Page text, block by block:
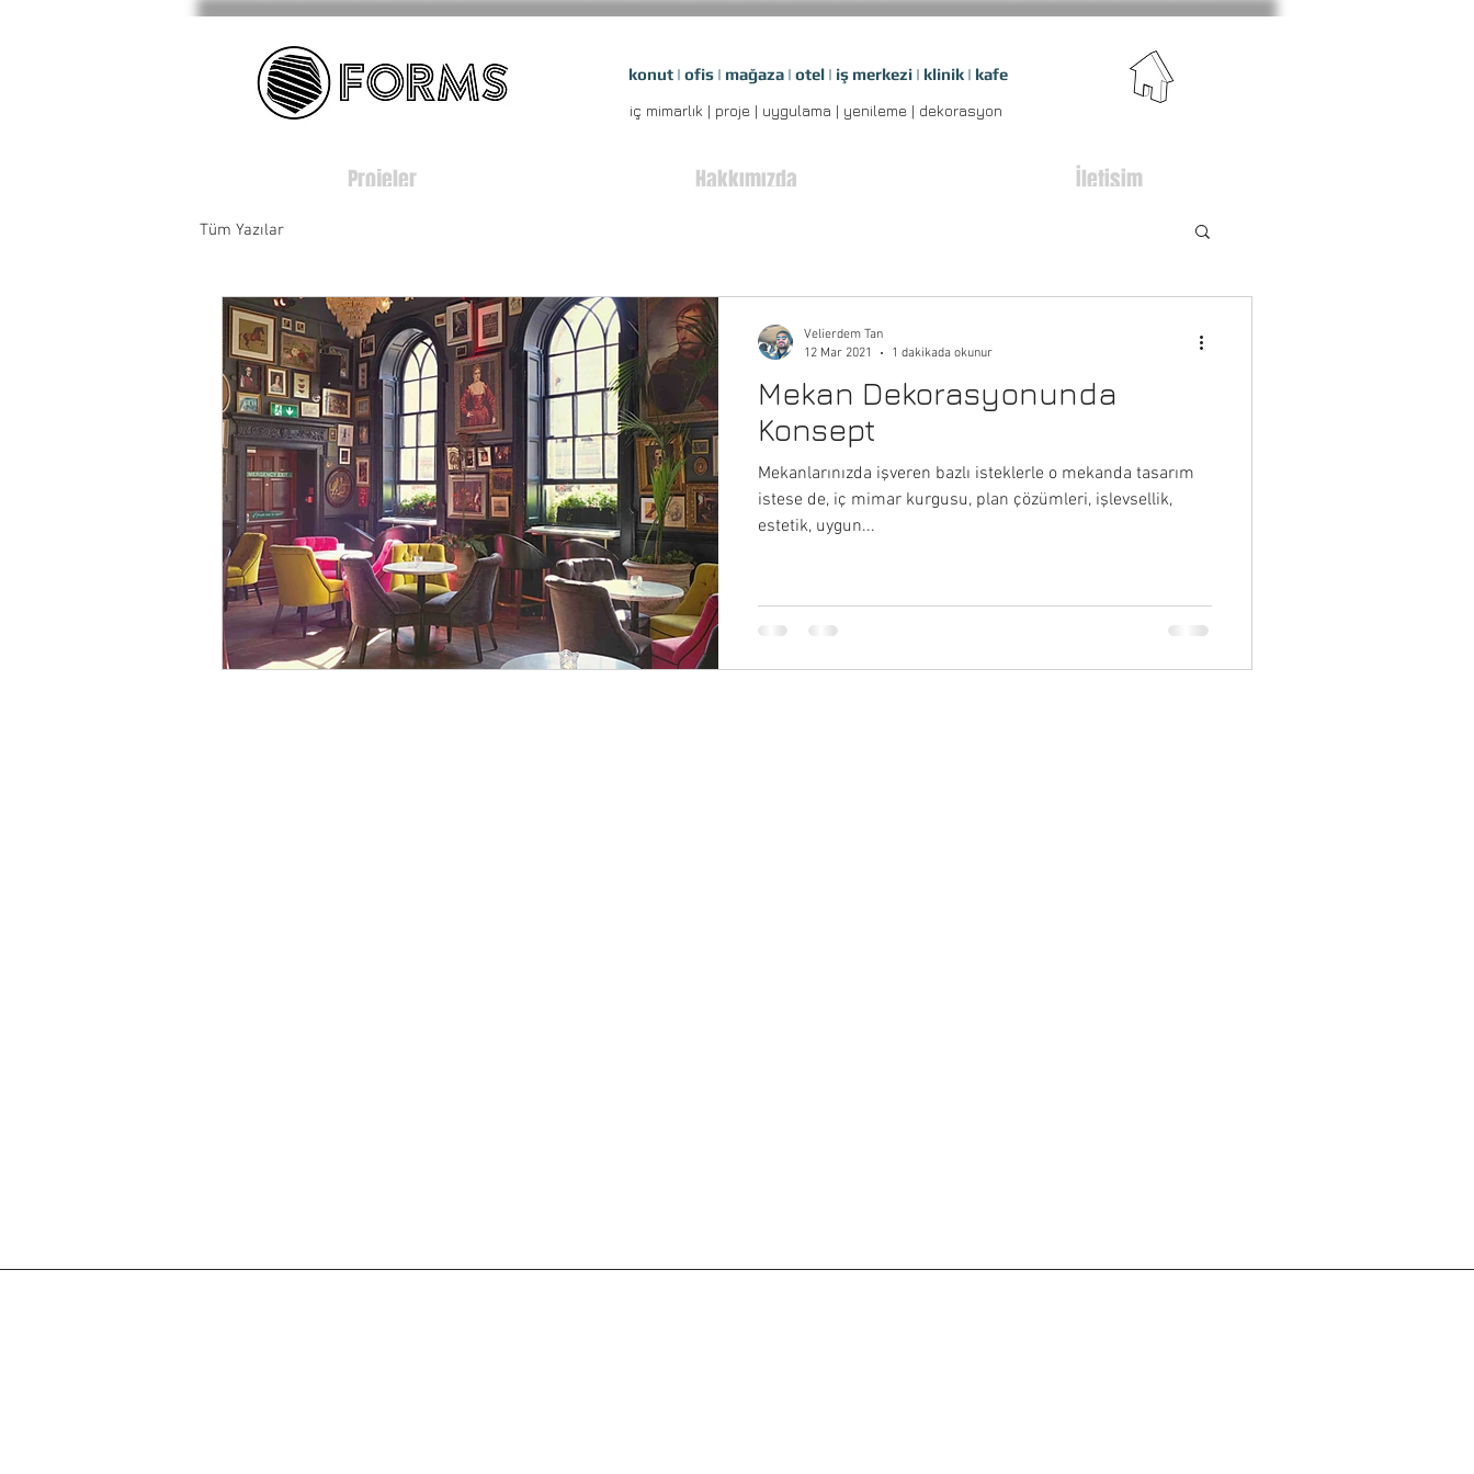
konut | ofis | mağaza | otel | iş merkezi | klinik | kafe
iç mimarlık | proje | uygulama | yenileme | dekorasyon
Projeler Hakkımızda İletişim
Tüm Yazılar
Mekan Dekorasyonunda
Konsept
Mekanlarınızda işveren bazlı isteklerle o mekanda tasarım
istese de, iç mimar kurgusu, plan çözümleri, işlevsellik,
estetik, uygun...
Velierdem Tan
12 Mar 2021
1 dakikada okunur